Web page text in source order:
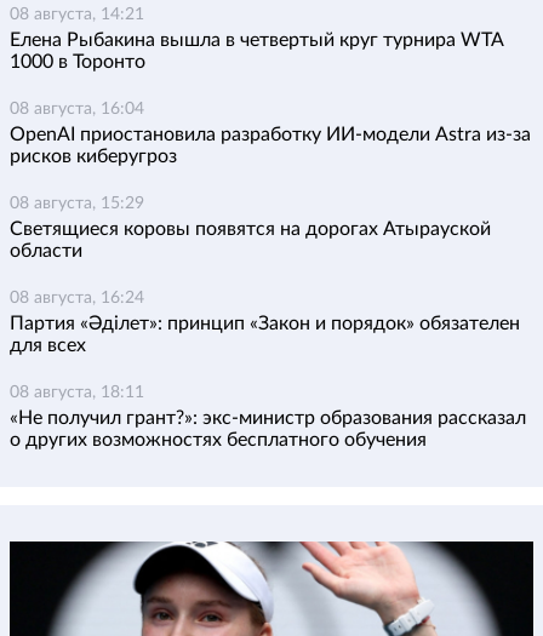
08 августа, 14:21
Елена Рыбакина вышла в четвертый круг турнира WTA
1000 в Торонто
08 августа, 16:04
OpenAI приостановила разработку ИИ-модели Astra из-за
рисков киберугроз
08 августа, 15:29
Светящиеся коровы появятся на дорогах Атырауской
области
08 августа, 16:24
Партия «Әділет»: принцип «Закон и порядок» обязателен
для всех
08 августа, 18:11
«Не получил грант?»: экс-министр образования рассказал
о других возможностях бесплатного обучения